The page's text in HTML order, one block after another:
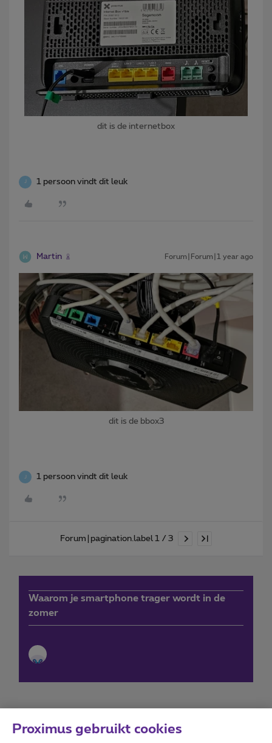
dit is de internetbox
J 1 persoon vindt dit leuk
Martin Forum|Forum|1 year ago
dit is de bbox3
J 1 persoon vindt dit leuk
Forum|pagination.label 1 / 3
Waarom je smartphone trager wordt in de
zomer
Proximus gebruikt cookies